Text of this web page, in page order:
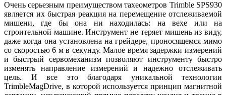
Очень серьезным преимуществом тахеометров Trimble SPS930
является их быстрая реакция на перемещение отслеживаемой
мишени, где бы она ни находилась: на вехе или на
строительной машине. Инструмент не теряет мишень из виду,
даже когда она установлена на грейдере, проносящемся мимо
со скоростью 6 м в секунду. Малое время задержки измерений
и быстрый сервомеханизм позволяют инструменту быстро
изменять направление измерений и надежно отслеживать
цель. И все это благодаря уникальной технологии
TrimbleMagDrive, в которой используется принцип магнитной